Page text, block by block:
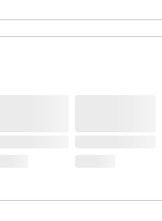
チールパイプ●ジョイントパ
ピレン、ABS樹脂、ポリア